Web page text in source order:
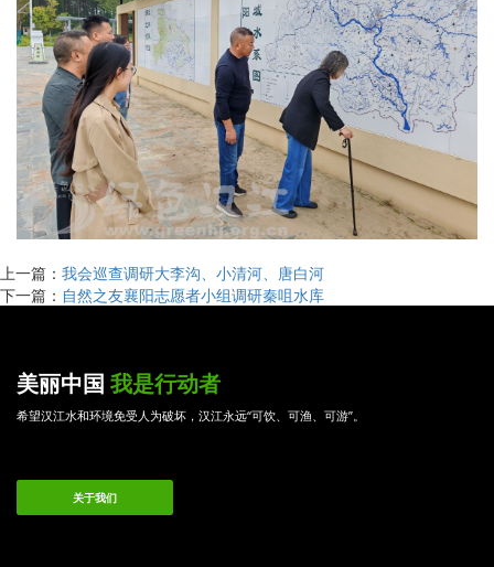
上一篇： 我会巡查调研大李沟、小清河、唐白河
下一篇： 自然之友襄阳志愿者小组调研秦咀水库
美丽中国 我是行动者
希望汉江水和环境免受人为破坏，汉江永远“可饮、可渔、可游”。
关于我们